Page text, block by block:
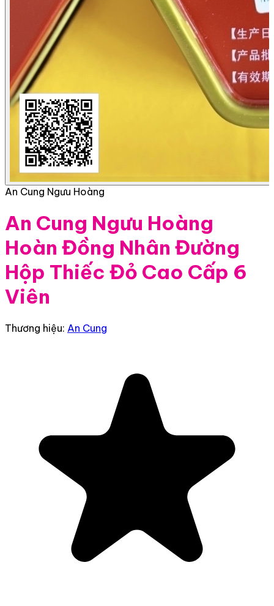
An Cung Ngưu Hoàng
An Cung Ngưu Hoàng
Hoàn Đồng Nhân Đường
Hộp Thiếc Đỏ Cao Cấp 6
Viên
Thương hiệu: An Cung